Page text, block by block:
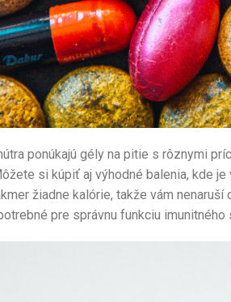
ponúkajú gély na pitie s rôznymi
si kúpiť aj výhodné balenia, kde
žiadne kalórie, takže vám
pre správnu funkciu